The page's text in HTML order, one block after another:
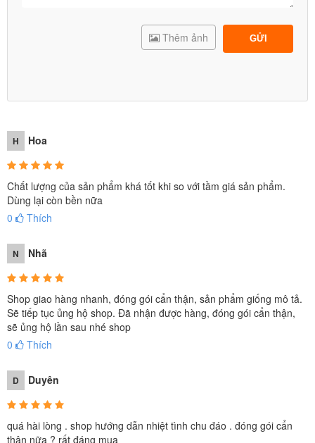
GỬI
Thêm ảnh
H Hoa
Chất lượng của sản phẩm khá tốt khi so với tầm giá sản phẩm.
Dùng lại còn bền nữa
0
Thích
N Nhã
Shop giao hàng nhanh, đóng gói cẩn thận, sản phẩm giống mô tả.
Sẽ tiếp tục ủng hộ shop. Đã nhận được hàng, đóng gói cẩn thận,
sẽ ủng hộ lần sau nhé shop
0
Thích
D Duyên
quá hài lòng . shop hướng dẫn nhiệt tình chu đáo . đóng gói cẩn
thận nữa ? rất đáng mua